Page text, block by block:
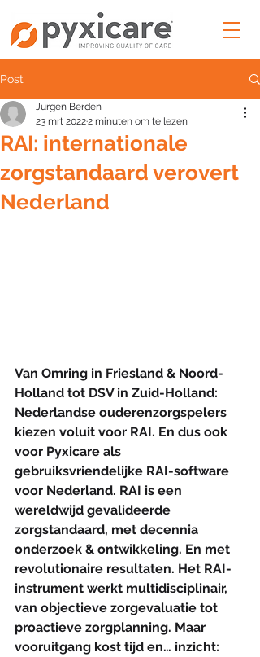
Post
RAI: internationale
zorgstandaard verovert
Nederland
Jurgen Berden
23 mrt 20222 minuten om te lezen
Van Omring in Friesland & Noord-
Holland tot DSV in Zuid-Holland:
Nederlandse ouderenzorgspelers
kiezen voluit voor RAI. En dus ook
voor Pyxicare als
gebruiksvriendelijke RAI-software
voor Nederland. RAI is een
wereldwijd gevalideerde
zorgstandaard, met decennia
onderzoek & ontwikkeling. En met
revolutionaire resultaten. Het RAI-
instrument werkt multidisciplinair,
van objectieve zorgevaluatie tot
proactieve zorgplanning. Maar
vooruitgang kost tijd en… inzicht: